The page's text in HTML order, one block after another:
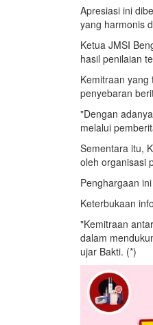
Apresiasi ini
yang harmonis
Ketua JMSI
hasil penilaian
Kemitraan
penyebaran
"Dengan
melalui
Sementara itu,
oleh organisasi
Penghargaan
Keterbukaan
"Kemitraan
dalam
ujar Bakti. (*)